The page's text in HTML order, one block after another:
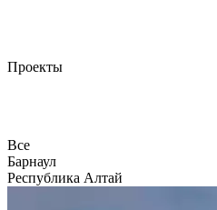
Проекты
Все
Барнаул
Республика Алтай